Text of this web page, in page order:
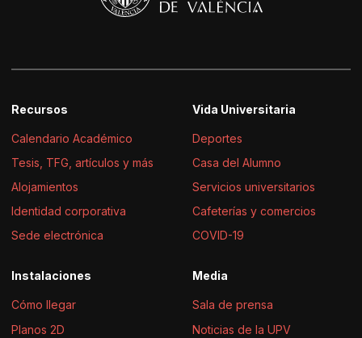
Recursos
Calendario Académico
Tesis, TFG, artículos y más
Alojamientos
Identidad corporativa
Sede electrónica
Vida Universitaria
Deportes
Casa del Alumno
Servicios universitarios
Cafeterías y comercios
COVID-19
Instalaciones
Cómo llegar
Planos 2D
Media
Sala de prensa
Noticias de la UPV